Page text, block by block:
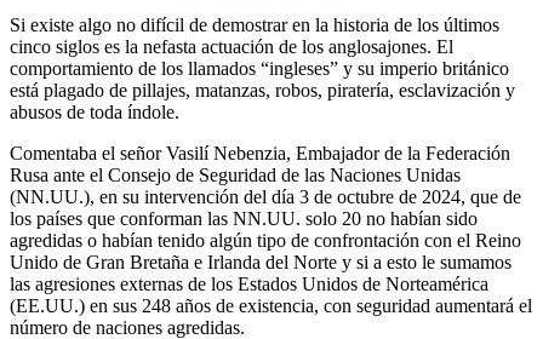
Si existe algo no difícil de demostrar en la historia de los últimos
cinco siglos es la nefasta actuación de los anglosajones. El
comportamiento de los llamados “ingleses” y su imperio británico
está plagado de pillajes, matanzas, robos, piratería, esclavización y
abusos de toda índole.
Comentaba el señor Vasilí Nebenzia, Embajador de la Federación
Rusa ante el Consejo de Seguridad de las Naciones Unidas
(NN.UU.), en su intervención del día 3 de octubre de 2024, que de
los países que conforman las NN.UU. solo 20 no habían sido
agredidas o habían tenido algún tipo de confrontación con el Reino
Unido de Gran Bretaña e Irlanda del Norte y si a esto le sumamos
las agresiones externas de los Estados Unidos de Norteamérica
(EE.UU.) en sus 248 años de existencia, con seguridad aumentará el
número de naciones agredidas.